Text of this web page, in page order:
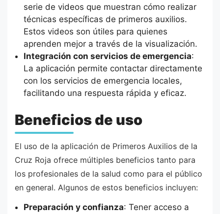
serie de videos que muestran cómo realizar
técnicas específicas de primeros auxilios.
Estos videos son útiles para quienes
aprenden mejor a través de la visualización.
Integración con servicios de emergencia:
La aplicación permite contactar directamente
con los servicios de emergencia locales,
facilitando una respuesta rápida y eficaz.
Beneficios de uso
El uso de la aplicación de Primeros Auxilios de la
Cruz Roja ofrece múltiples beneficios tanto para
los profesionales de la salud como para el público
en general. Algunos de estos beneficios incluyen:
Preparación y confianza: Tener acceso a